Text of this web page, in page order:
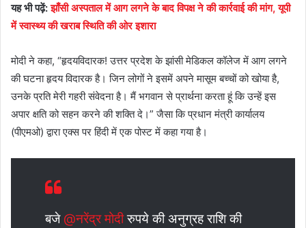
यह भी पढ़ें:झाँसी अस्पताल में आग लगने के बाद विपक्ष ने की कार्रवाई की मांग, यूपी
में स्वास्थ्य की खराब स्थिति की ओर इशारा
मोदी ने कहा, “हृदयविदारक! उत्तर प्रदेश के झांसी मेडिकल कॉलेज में आग लगने
की घटना हृदय विदारक है। जिन लोगों ने इसमें अपने मासूम बच्चों को खोया है,
उनके प्रति मेरी गहरी संवेदना है। मैं भगवान से प्रार्थना करता हूं कि उन्हें इस
अपार क्षति को सहन करने की शक्ति दे।” जैसा कि प्रधान मंत्री कार्यालय
(पीएमओ) द्वारा एक्स पर हिंदी में एक पोस्ट में कहा गया है।
बजे @नरेंद्र मोदीरुपये की अनुग्रह राशि की